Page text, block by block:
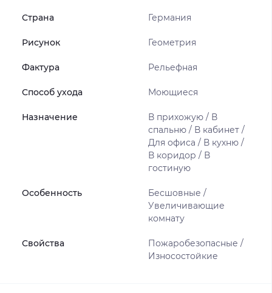
Страна Германия
Рисунок Геометрия
Фактура Рельефная
Способ ухода Моющиеся
Назначение
В прихожую / В
спальню / В кабинет /
Для офиса / В кухню /
В коридор / В
гостиную
Особенность
Бесшовные /
Увеличивающие
комнату
Свойства
Пожаробезопасные /
Износостойкие